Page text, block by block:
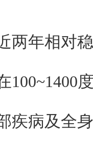
年相对
度
病及全身